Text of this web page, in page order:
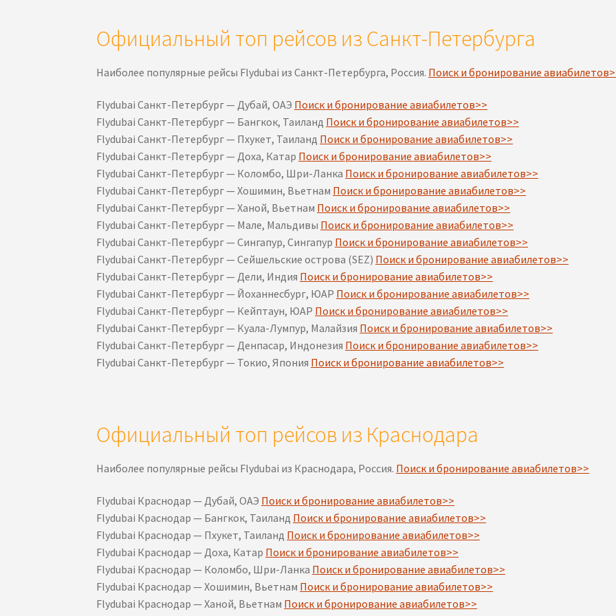
Официальный топ рейсов из Санкт-Петербурга
Наиболее популярные рейсы Flydubai из Санкт-Петербурга, Россия. Поиск и бронирование
Flydubai Санкт-Петербург — Дубай, ОАЭ Поиск и бронирование авиабилетов>>
Flydubai Санкт-Петербург — Бангкок, Таиланд Поиск и бронирование авиабилетов>>
Flydubai Санкт-Петербург — Пхукет, Таиланд Поиск и бронирование авиабилетов>>
Flydubai Санкт-Петербург — Доха, Катар Поиск и бронирование авиабилетов>>
Flydubai Санкт-Петербург — Коломбо, Шри-Ланка Поиск и бронирование авиабилетов>>
Flydubai Санкт-Петербург — Хошимин, Вьетнам Поиск и бронирование авиабилетов>>
Flydubai Санкт-Петербург — Ханой, Вьетнам Поиск и бронирование авиабилетов>>
Flydubai Санкт-Петербург — Мале, Мальдивы Поиск и бронирование авиабилетов>>
Flydubai Санкт-Петербург — Сингапур, Сингапур Поиск и бронирование авиабилетов>>
Flydubai Санкт-Петербург — Сейшельские острова (SEZ) Поиск и бронирование авиабилетов>>
Flydubai Санкт-Петербург — Дели, Индия Поиск и бронирование авиабилетов>>
Flydubai Санкт-Петербург — Йоханнесбург, ЮАР Поиск и бронирование авиабилетов>>
Flydubai Санкт-Петербург — Кейптаун, ЮАР Поиск и бронирование авиабилетов>>
Flydubai Санкт-Петербург — Куала-Лумпур, Малайзия Поиск и бронирование авиабилетов>>
Flydubai Санкт-Петербург — Денпасар, Индонезия Поиск и бронирование авиабилетов>>
Flydubai Санкт-Петербург — Токио, Япония Поиск и бронирование авиабилетов>>
Официальный топ рейсов из Краснодара
Наиболее популярные рейсы Flydubai из Краснодара, Россия. Поиск и бронирование авиабилетов>>
Flydubai Краснодар — Дубай, ОАЭ Поиск и бронирование авиабилетов>>
Flydubai Краснодар — Бангкок, Таиланд Поиск и бронирование авиабилетов>>
Flydubai Краснодар — Пхукет, Таиланд Поиск и бронирование авиабилетов>>
Flydubai Краснодар — Доха, Катар Поиск и бронирование авиабилетов>>
Flydubai Краснодар — Коломбо, Шри-Ланка Поиск и бронирование авиабилетов>>
Flydubai Краснодар — Хошимин, Вьетнам Поиск и бронирование авиабилетов>>
Flydubai Краснодар — Ханой, Вьетнам Поиск и бронирование авиабилетов>>